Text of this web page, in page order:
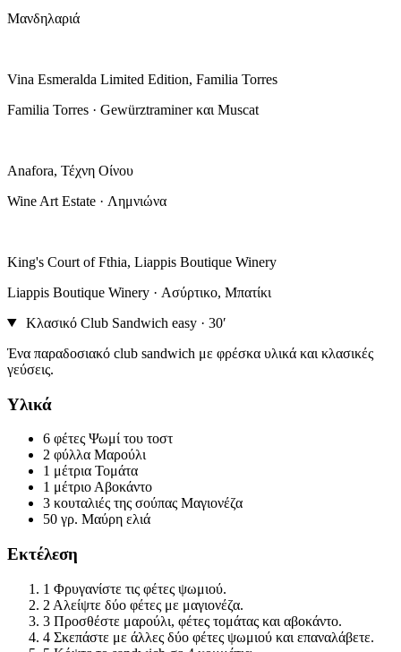
Μανδηλαριά
Vina Esmeralda Limited Edition, Familia Torres
Familia Torres · Gewürztraminer και Muscat
Anafora, Τέχνη Οίνου
Wine Art Estate · Λημνιώνα
King's Court of Fthia, Liappis Boutique Winery
Liappis Boutique Winery · Ασύρτικο, Μπατίκι
Κλασικό Club Sandwich easy · 30′
Ένα παραδοσιακό club sandwich με φρέσκα υλικά και κλασικές
γεύσεις.
Υλικά
6 φέτες Ψωμί του τοστ
2 φύλλα Μαρούλι
1 μέτρια Τομάτα
1 μέτριο Αβοκάντο
3 κουταλιές της σούπας Μαγιονέζα
50 γρ. Μαύρη ελιά
Εκτέλεση
1 Φρυγανίστε τις φέτες ψωμιού.
2 Αλείψτε δύο φέτες με μαγιονέζα.
3 Προσθέστε μαρούλι, φέτες τομάτας και αβοκάντο.
4 Σκεπάστε με άλλες δύο φέτες ψωμιού και επαναλάβετε.